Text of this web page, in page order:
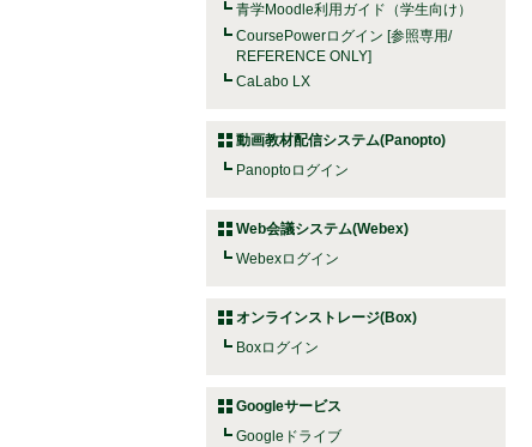
青学Moodle利用ガイド（学生向け）
CoursePowerログイン [参照専用/
REFERENCE ONLY]
CaLabo LX
動画教材配信システム(Panopto)
Panoptoログイン
Web会議システム(Webex)
Webexログイン
オンラインストレージ(Box)
Boxログイン
Googleサービス
Googleドライブ